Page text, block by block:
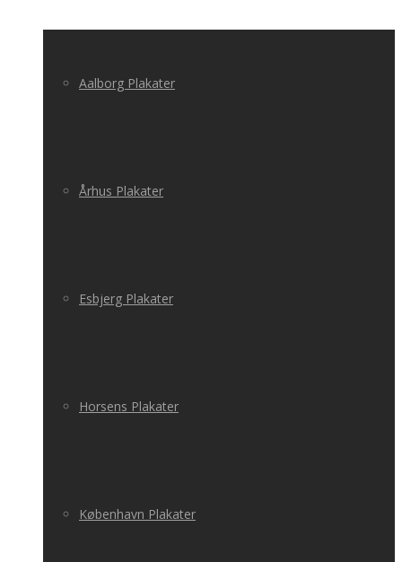
Aalborg Plakater
Århus Plakater
Esbjerg Plakater
Horsens Plakater
København Plakater